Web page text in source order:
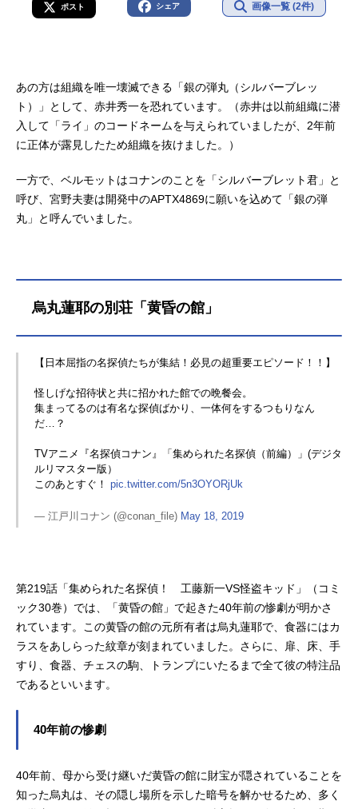
ポスト シェア 画像一覧 (2件)
あの方は組織を唯一壊滅できる「銀の弾丸（シルバーブレッ
ト）」として、赤井秀一を恐れています。（赤井は以前組織に潜
入して「ライ」のコードネームを与えられていましたが、2年前
に正体が露見したため組織を抜けました。）
一方で、ベルモットはコナンのことを「シルバーブレット君」と
呼び、宮野夫妻は開発中のAPTX4869に願いを込めて「銀の弾
丸」と呼んでいました。
烏丸蓮耶の別荘「黄昏の館」
【日本屈指の名探偵たちが集結！必見の超重要エピソード！！】
怪しげな招待状と共に招かれた館での晩餐会。
集まってるのは有名な探偵ばかり、一体何をするつもりなん
だ…？
TVアニメ『名探偵コナン』「集められた名探偵（前編）」(デジタ
ルリマスター版）
このあとすぐ！ pic.twitter.com/5n3OYORjUk
— 江戸川コナン (@conan_file) May 18, 2019
第219話「集められた名探偵！ 工藤新一VS怪盗キッド」（コミ
ック30巻）では、「黄昏の館」で起きた40年前の惨劇が明かさ
れています。この黄昏の館の元所有者は烏丸蓮耶で、食器にはカ
ラスをあしらった紋章が刻まれていました。さらに、扉、床、手
すり、食器、チェスの駒、トランプにいたるまで全て彼の特注品
であるといいます。
40年前の惨劇
40年前、母から受け継いだ黄昏の館に財宝が隠されていることを
知った烏丸は、その隠し場所を示した暗号を解かせるため、多く